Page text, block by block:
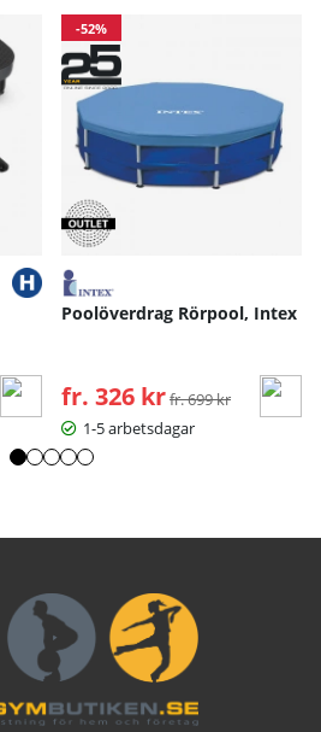
-52%
Poolöverdrag Rörpool, Intex
fr. 326 kr Ordinarie pris:
fr. 699 kr
1-5 arbetsdagar